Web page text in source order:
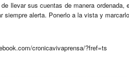
llevar sus cuentas de manera
siempre alerta. Ponerlo a la vista y
cronicavivaprensa/?fref=ts